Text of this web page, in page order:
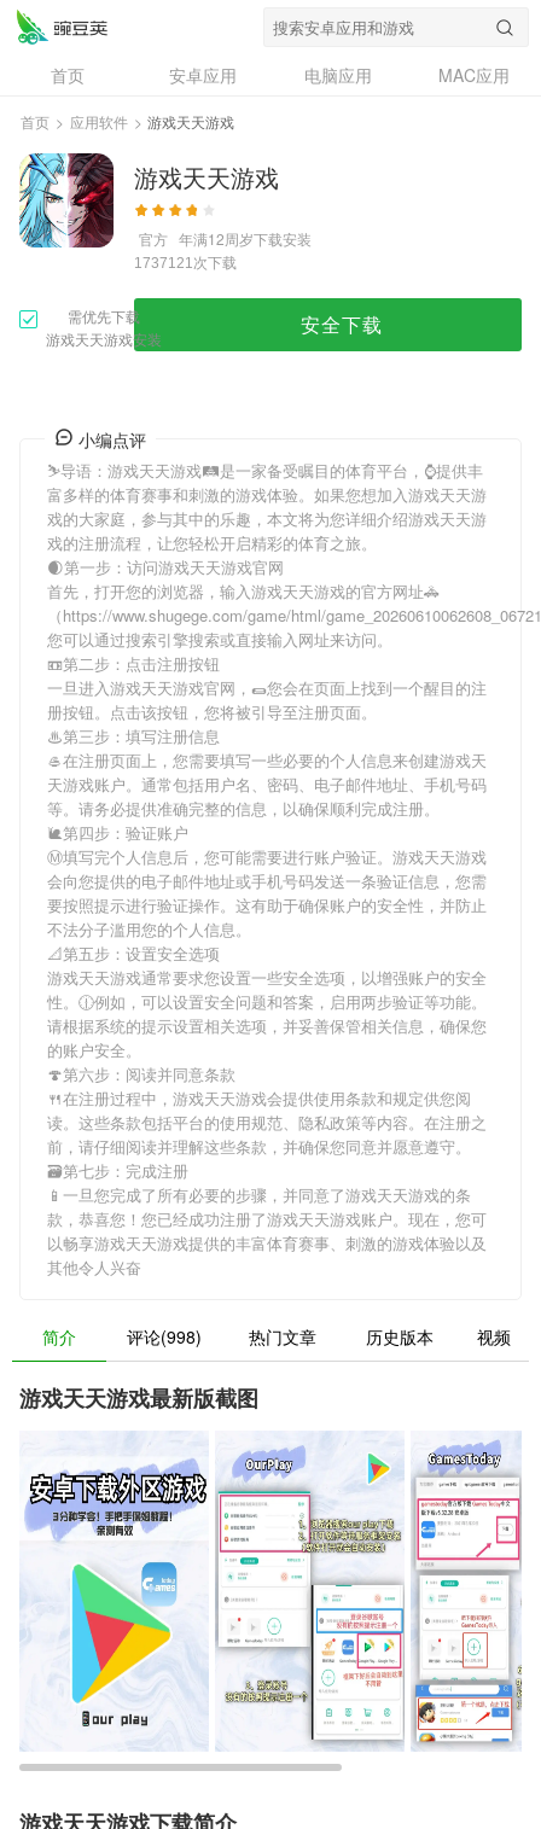
首页 安卓应用 电脑应用
MAC应用
资讯
专题
问答
首页 > 应用软件 > 游戏天天游戏
游戏天天游戏
官方 年满12周岁下载安装
1737121次下载
需优先下载
游戏天天游戏安装
安全下载
小编点评
⛷导语： 游戏天天游戏🛤是一家备受瞩目的体育平台，⌚️提供丰
富多样的体育赛事和刺激的游戏体验。如果您想加入游戏天天游
戏的大家庭，参与其中的乐趣，本文将为您详细介绍游戏天天游
戏的注册流程，让您轻松开启精彩的体育之旅。
🌒第一步：访问游戏天天游戏官网
首先，打开您的浏览器，输入游戏天天游戏的官方网址🚓
（https://www.shugege.com/game/html/
您可以通过搜索引擎搜索或直接输入网址来访问。
📼第二步：点击注册按钮
一旦进入游戏天天游戏官网，🌯您会在页面上找到一个醒目的注
册按钮。点击该按钮，您将被引导至注册页面。
♨第三步：填写注册信息
🥌在注册页面上，您需要填写一些必要的个人信息来创建游戏天
天游戏账户。通常包括用户名、密码、电子邮件地址、手机号码
等。请务必提供准确完整的信息，以确保顺利完成注册。
🐌第四步：验证账户
Ⓜ填写完个人信息后，您可能需要进行账户验证。 游戏天天游戏
会向您提供的电子邮件地址或手机号码发送一条验证信息，您需
要按照提示进行验证操作。这有助于确保账户的安全性，并防止
不法分子滥用您的个人信息。
📐第五步：设置安全选项
游戏天天游戏通常要求您设置一些安全选项，以增强账户的安全
性。🕧例如，可以设置安全问题和答案，启用两步验证等功能。
请根据系统的提示设置相关选项，并妥善保管相关信息，确保您
的账户安全。
🍄第六步：阅读并同意条款
🍴在注册过程中， 游戏天天游戏会提供使用条款和规定供您阅
读。这些条款包括平台的使用规范、隐私政策等内容。在注册之
前，请仔细阅读并理解这些条款，并确保您同意并愿意遵守。
🗃第七步：完成注册
📱一旦您完成了所有必要的步骤，并同意了游戏天天游戏的条
款，恭喜您！您已经成功注册了游戏天天游戏账户。现在，您可
以畅享游戏天天游戏提供的丰富体育赛事、刺激的游戏体验以及
其他令人兴奋
简介 评论(998) 热门文章 历史版本 视频
游戏天天游戏最新版截图
游戏天天游戏下载简介